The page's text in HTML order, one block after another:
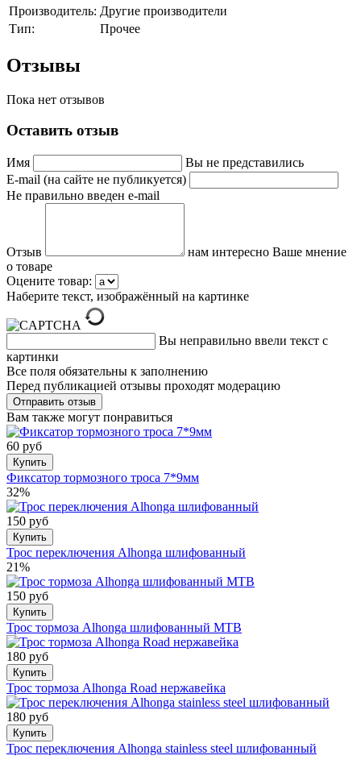
Производитель: Другие производители
Тип:
Прочее
Отзывы
Пока нет отзывов
Оставить отзыв
Имя
Вы не представились
E-mail (на сайте не публикуется)
Не правильно введен e-mail
Отзыв
нам интересно Ваше мнение
о товаре
Оцените товар:
Наберите текст, изображённый на картинке
Вы неправильно ввели текст с
картинки
Все поля обязательны к заполнению
Перед публикацией отзывы проходят модерацию
Вам также могут понравиться
60 руб
Купить
Фиксатор тормозного троса 7*9мм
32%
150 руб
Купить
Трос переключения Alhonga шлифованный
21%
150 руб
Купить
Трос тормоза Alhonga шлифованный MTB
180 руб
Купить
Трос тормоза Alhonga Road нержавейка
180 руб
Купить
Трос переключения Alhonga stainless steel шлифованный